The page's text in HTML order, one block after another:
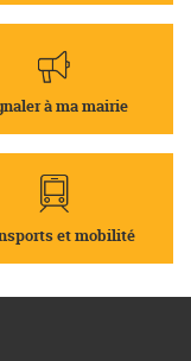
à ma mairie
et mobilité